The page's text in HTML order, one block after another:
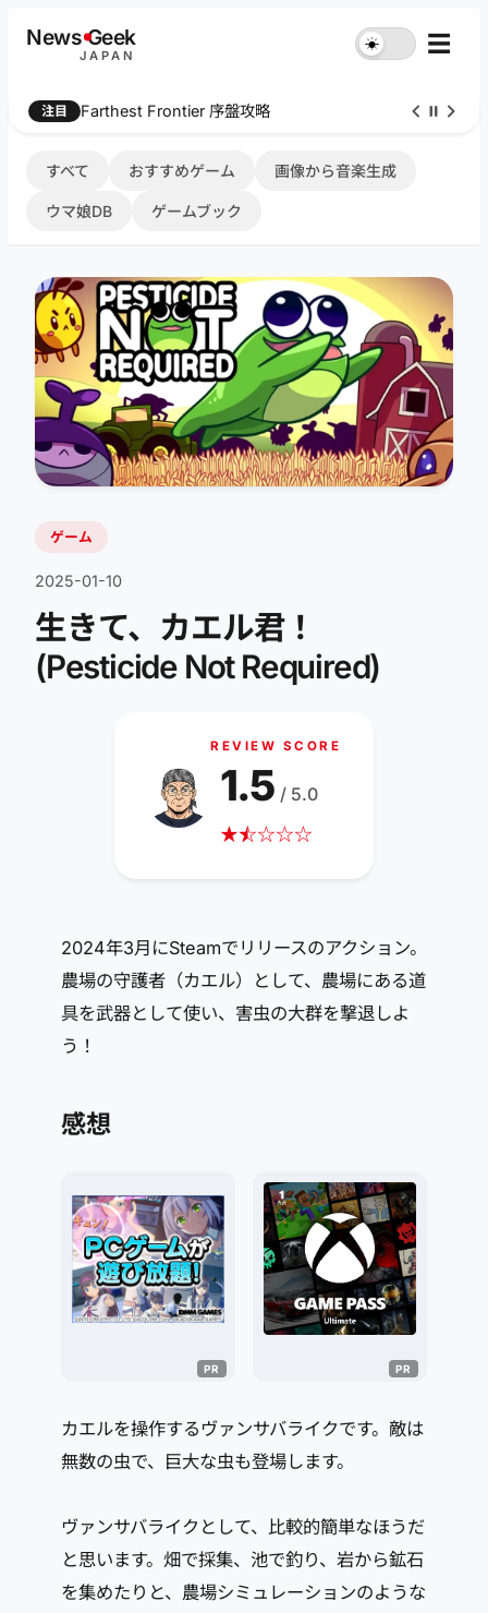
NewsGeek
JAPAN
☀︎ ☰
注目 Farthest Frontier 序盤攻略
すべて おすすめゲーム 画像から音楽生成
ウマ娘DB ゲームブック
ゲーム
2025-01-10
生きて、カエル君！
(Pesticide Not Required)
REVIEW SCORE
★☆
★☆☆☆
1.5 / 5.0
2024年3月にSteamでリリースのアクション。
農場の守護者（カエル）として、農場にある道
具を武器として使い、害虫の大群を撃退しよ
う！
感想
カエルを操作するヴァンサバライクです。敵は
無数の虫で、巨大な虫も登場します。
ヴァンサバライクとして、比較的簡単なほうだ
と思います。畑で採集、池で釣り、岩から鉱石
を集めたりと、農場シミュレーションのような